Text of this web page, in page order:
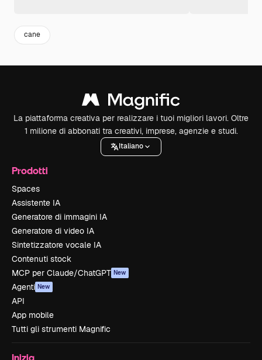
cane
La piattaforma creativa per realizzare i tuoi migliori lavori. Oltre
1 milione di abbonati tra creativi, imprese, agenzie e studi.
Italiano
Prodotti
Spaces
Assistente IA
Generatore di immagini IA
Generatore di video IA
Sintetizzatore vocale IA
Contenuti stock
MCP per Claude/ChatGPT New
Agenti New
API
App mobile
Tutti gli strumenti Magnific
Inizia